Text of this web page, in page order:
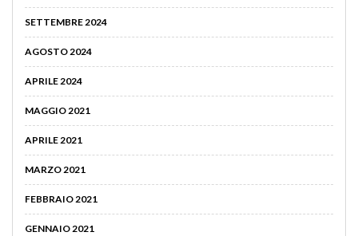
SETTEMBRE 2024
AGOSTO 2024
APRILE 2024
MAGGIO 2021
APRILE 2021
MARZO 2021
FEBBRAIO 2021
GENNAIO 2021